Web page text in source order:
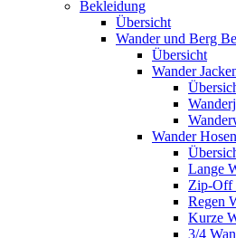
Bekleidung
Übersicht
Wander und Berg
Übersicht
Wander
Wander Hosen
Lange
Zip-Off
Regen
Kurze
3/4